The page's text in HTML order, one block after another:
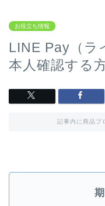
お役立ち情報
LINE Pay（ラ
本人確認する
記事内に商品プ